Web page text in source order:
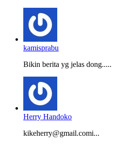
kamisprabu
Bikin berita yg jelas dong.....
Herry Handoko
kikeherry@gmail.comi...